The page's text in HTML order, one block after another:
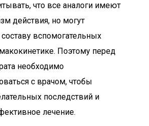
что все аналоги имеют
действия, но могут
составу вспомогательных
Поэтому перед
необходимо
с врачом, чтобы
последствий и
лечение.